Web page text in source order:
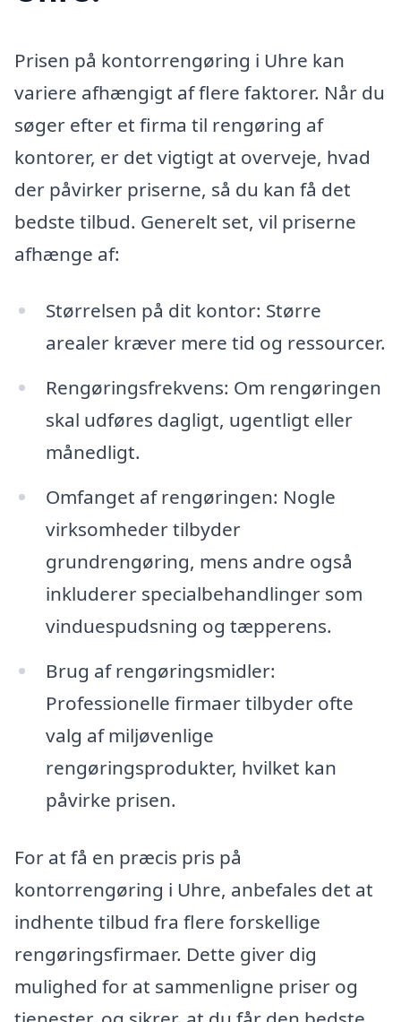
Prisen på kontorrengøring i Uhre kan
variere afhængigt af flere faktorer. Når du
søger efter et firma til rengøring af
kontorer, er det vigtigt at overveje, hvad
der påvirker priserne, så du kan få det
bedste tilbud. Generelt set, vil priserne
afhænge af:
Størrelsen på dit kontor: Større
arealer kræver mere tid og ressourcer.
Rengøringsfrekvens: Om rengøringen
skal udføres dagligt, ugentligt eller
månedligt.
Omfanget af rengøringen: Nogle
virksomheder tilbyder
grundrengøring, mens andre også
inkluderer specialbehandlinger som
vinduespudsning og tæpperens.
Brug af rengøringsmidler:
Professionelle firmaer tilbyder ofte
valg af miljøvenlige
rengøringsprodukter, hvilket kan
påvirke prisen.
For at få en præcis pris på
kontorrengøring i Uhre, anbefales det at
indhente tilbud fra flere forskellige
rengøringsfirmaer. Dette giver dig
mulighed for at sammenligne priser og